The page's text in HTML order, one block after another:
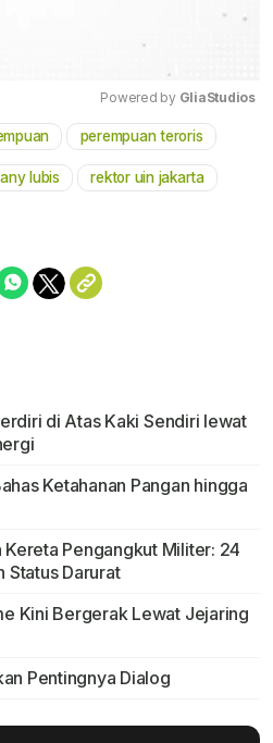
Mute
Powered by GliaStudios
perempuan teroris
lubis rektor uin jakarta
di Atas Kaki Sendiri lewat
Ketahanan Pangan hingga
Pengangkut Militer: 24
Status Darurat
Kini Bergerak Lewat Jejaring
Pentingnya Dialog